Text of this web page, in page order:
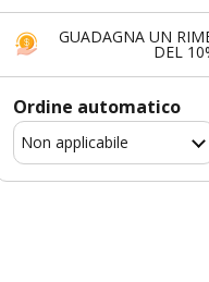
GUADAGNA UN
DEL
Ordine automatico